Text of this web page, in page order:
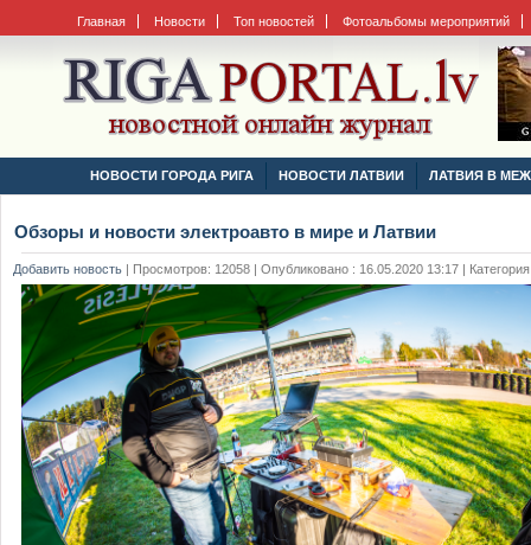
Главная Новости Топ новостей Фотоальбомы мероприятий
НОВОСТИ ГОРОДА РИГА НОВОСТИ ЛАТВИИ ЛАТВИЯ В
Обзоры и новости электроавто в мире и Латвии
Добавить новость | Просмотров: 12058 | Опубликовано : 16.05.2020 13:17 |